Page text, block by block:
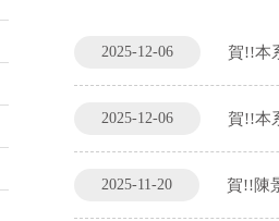
2025-12-06 賀!!本
2025-12-06 賀!!本
2025-11-20 賀!!陳